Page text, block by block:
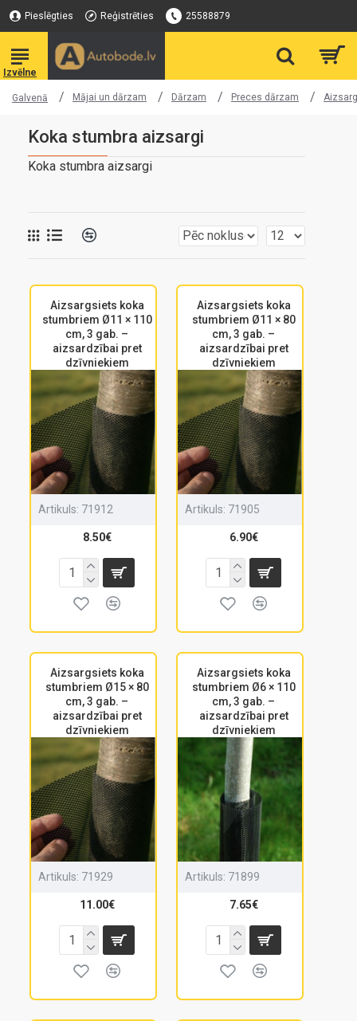
Pieslēgties Reģistrēties 25588879
Galvenā Mājai un dārzam Dārzam Preces dārzam
Koka stumbra aizsargi
Koka stumbra aizsargi
Aizsargsiets koka
stumbriem Ø11 × 110
cm, 3 gab. –
aizsardzībai pret
dzīvniekiem
Artikuls: 71912
8.50€
Aizsargsiets koka
stumbriem Ø11 × 80
cm, 3 gab. –
aizsardzībai pret
dzīvniekiem
Artikuls: 71905
6.90€
Aizsargsiets koka
stumbriem Ø15 × 80
cm, 3 gab. –
aizsardzībai pret
dzīvniekiem
Artikuls: 71929
11.00€
Aizsargsiets koka
stumbriem Ø6 × 110
cm, 3 gab. –
aizsardzībai pret
dzīvniekiem
Artikuls: 71899
7.65€